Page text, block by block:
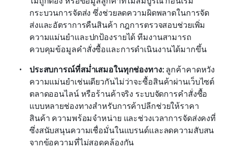
กระบวนการจัดส่ง ซึ่งช่วยลดความผิดพลาดในการจัด
ส่งและอัตราการคืนสินค้า กฎการตรวจสอบช่วยเพิ่ม
ความแม่นยำและปกป้องรายได้ ทีมงานสามารถ
ควบคุมข้อมูลคำสั่งซื้อและการดำเนินงานได้มากขึ้น
ประสบการณ์ที่สม่ำเสมอในทุกช่องทาง: ลูกค้าคาดหวัง
ความแม่นยำเช่นเดียวกันไม่ว่าจะซื้อสินค้าผ่านเว็บไซต์
ตลาดออนไลน์ หรือร้านค้าจริง ระบบจัดการคำสั่งซื้อ
แบบหลายช่องทางสำหรับการค้าปลีกช่วยให้ราคา
สินค้า ความพร้อมจำหน่าย และช่วงเวลาการจัดส่งคงที่
ซึ่งสนับสนุนความเชื่อมั่นในแบรนด์และลดความสับสน
จากข้อความที่ไม่สอดคล้องกัน